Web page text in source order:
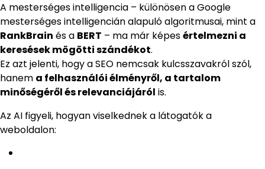
A mesterséges intelligencia – különösen a Google
mesterséges intelligencián alapuló algoritmusai, mint a
RankBrain és a BERT – ma már képesértelmezni a
keresések mögötti szándékot.
Ez azt jelenti, hogy a SEO nemcsak kulcsszavakról szól,
hanem a felhasználói élményről, a tartalom
minőségéről és relevanciájáról is.
Az AI figyeli, hogyan viselkednek a látogatók a
weboldalon: